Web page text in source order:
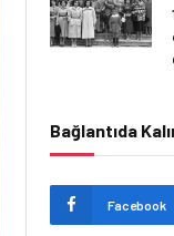
Bağlantıda
Facebook